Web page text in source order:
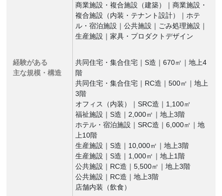
商業施設・複合施設（建築）｜商業施設・
複合施設（内装・テナント設計）｜ホテ
ル・宿泊施設｜公共施設｜ごみ処理施設｜
生産施設｜家具・プロダクトデザイン
経験がある
主な規模・構造
共同住宅・集合住宅｜S造｜670㎡｜地上4
階
共同住宅・集合住宅｜RC造｜500㎡｜地上
3階
オフィス（内装）｜SRC造｜1,100㎡
福祉施設｜S造｜2,000㎡｜地上3階
ホテル・宿泊施設｜SRC造｜6,000㎡｜地
上10階
生産施設｜S造｜10,000㎡｜地上3階
生産施設｜S造｜1,000㎡｜地上1階
公共施設｜RC造｜5,500㎡｜地上3階
公共施設｜RC造｜地上3階
店舗内装（飲食）